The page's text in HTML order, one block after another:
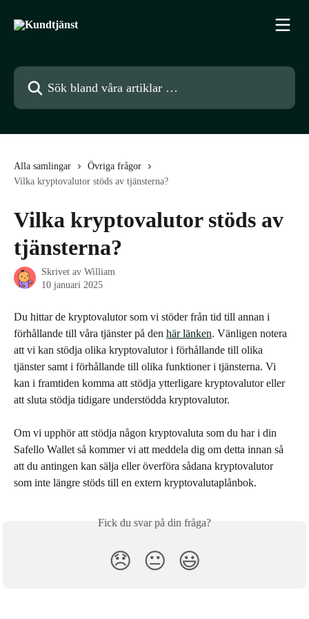
Sök bland våra artiklar …
Alla samlingar
Övriga frågor
Vilka kryptovalutor stöds av tjänsterna?
Vilka kryptovalutor stöds av
tjänsterna?
Skrivet av William
10 januari 2025
Du hittar de kryptovalutor som vi stöder från tid till annan i
förhållande till våra tjänster på den här länken. Vänligen notera
att vi kan stödja olika kryptovalutor i förhållande till olika
tjänster samt i förhållande till olika funktioner i tjänsterna. Vi
kan i framtiden komma att stödja ytterligare kryptovalutor eller
att sluta stödja tidigare understödda kryptovalutor.
Om vi upphör att stödja någon kryptovaluta som du har i din
Safello Wallet så kommer vi att meddela dig om detta innan så
att du antingen kan sälja eller överföra sådana kryptovalutor
som inte längre stöds till en extern kryptovalutaplånbok.
Fick du svar på din fråga?
😞 😐 😃